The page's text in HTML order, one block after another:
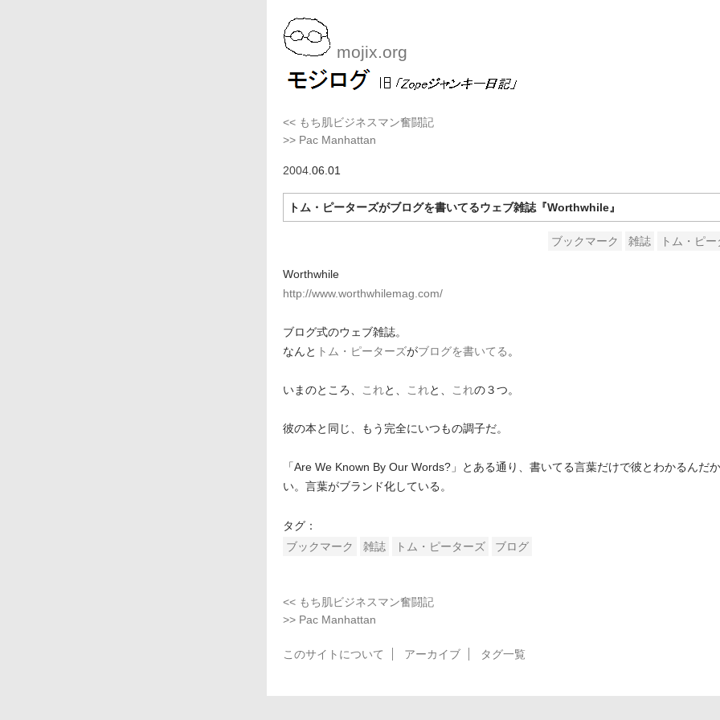
mojix.org
<< もち肌ビジネスマン奮闘記
>> Pac Manhattan
2004 .06.01
トム・ピーターズがブログを書いてるウェブ雑誌『Worthwhile』
ブックマーク 雑誌 トム・ピ
Worthwhile
http://www.worthwhilemag.com/
ブログ式のウェブ雑誌。
なんと トム・ピーターズがブログを書いてる 。
いまのところ、 これと、 これと、 これの３つ。
彼の本と同じ、もう完全にいつもの調子だ。
「Are We Known By Our Words?」とある通り、書いてる言葉だけで彼とわかるんだ
い。言葉がブランド化している。
タグ：
ブックマーク
雑誌 トム・ピーターズ
ブログ
<< もち肌ビジネスマン奮闘記
>> Pac Manhattan
このサイトについて アーカイブ タグ一覧